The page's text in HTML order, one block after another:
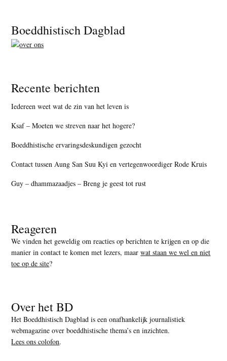
Footer
Boeddhistisch Dagblad
Recente berichten
Iedereen weet wat de zin van het leven is
Ksaf – Moeten we streven naar het hogere?
Boeddhistische ervaringsdeskundigen gezocht
Contact tussen Aung San Suu Kyi en vertegenwoordiger Rode Kruis
Guy – dhammazaadjes – Breng je geest tot rust
Reageren
We vinden het geweldig om reacties op berichten te krijgen en op die
manier in contact te komen met lezers, maarwat staan we wel en niet
toe op de site?
Over het BD
Het Boeddhistisch Dagblad is een onafhankelijk journalistiek
webmagazine over boeddhistische thema’s en inzichten.
Lees ons colofon.